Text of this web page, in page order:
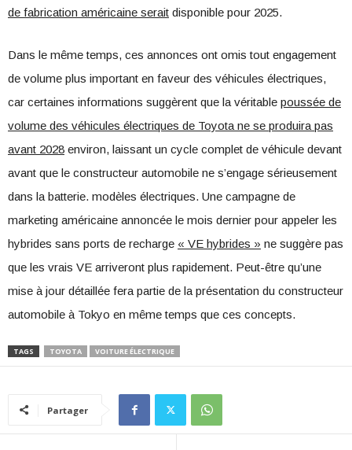
de fabrication américaine serait disponible pour 2025.
Dans le même temps, ces annonces ont omis tout engagement
de volume plus important en faveur des véhicules électriques,
car certaines informations suggèrent que la véritable poussée de
volume des véhicules électriques de Toyota ne se produira pas
avant 2028 environ, laissant un cycle complet de véhicule devant
avant que le constructeur automobile ne s’engage sérieusement
dans la batterie. modèles électriques. Une campagne de
marketing américaine annoncée le mois dernier pour appeler les
hybrides sans ports de recharge « VE hybrides » ne suggère pas
que les vrais VE arriveront plus rapidement. Peut-être qu’une
mise à jour détaillée fera partie de la présentation du constructeur
automobile à Tokyo en même temps que ces concepts.
TAGS TOYOTA VOITURE ÉLECTRIQUE
Partager